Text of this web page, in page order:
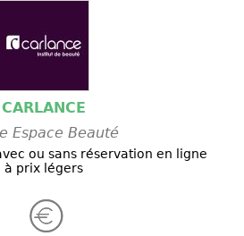
CARLANCE
Espace Beauté
ou sans réservation en ligne
à prix légers